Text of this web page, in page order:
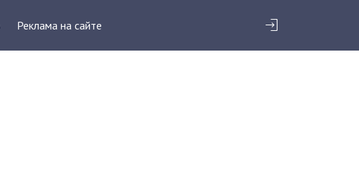
Реклама на сайте